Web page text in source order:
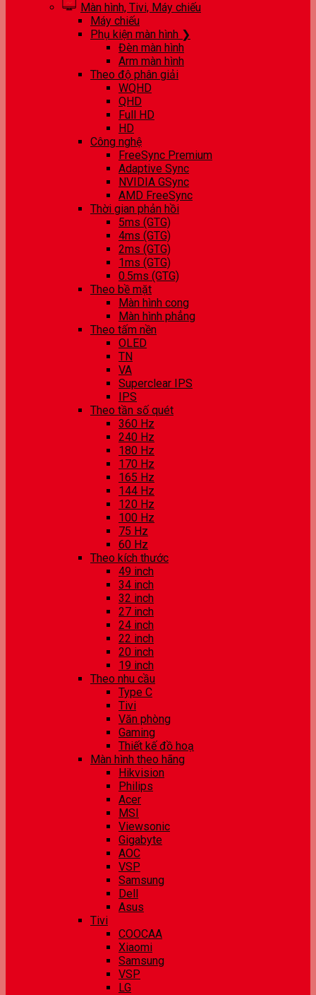
Màn hình, Tivi, Máy chiếu
Máy chiếu
Phụ kiện màn hình ❯
Đèn màn hình
Arm màn hình
Theo độ phân giải
WQHD
QHD
Full HD
HD
Công nghệ
FreeSync Premium
Adaptive Sync
NVIDIA GSync
AMD FreeSync
Thời gian phản hồi
5ms (GTG)
4ms (GTG)
2ms (GTG)
1ms (GTG)
0.5ms (GTG)
Theo bề mặt
Màn hình cong
Màn hình phẳng
Theo tấm nền
OLED
TN
VA
Superclear IPS
IPS
Theo tần số quét
360 Hz
240 Hz
180 Hz
170 Hz
165 Hz
144 Hz
120 Hz
100 Hz
75 Hz
60 Hz
Theo kích thước
49 inch
34 inch
32 inch
27 inch
24 inch
22 inch
20 inch
19 inch
Theo nhu cầu
Type C
Tivi
Văn phòng
Gaming
Thiết kế đồ hoạ
Màn hình theo hãng
Hikvision
Philips
Acer
MSI
Viewsonic
Gigabyte
AOC
VSP
Samsung
Dell
Asus
Tivi
COOCAA
Xiaomi
Samsung
VSP
LG